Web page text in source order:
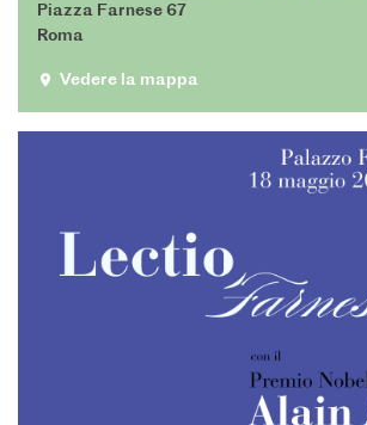
La Francia al Cinema
Rendez-vous
UNIVERSITÀ, RICERCA,
INNOVAZIONE
Studiare in Francia, grazie a
Borse di studio e di
Piazza Farnese 67
Roma
Vedere la mappa